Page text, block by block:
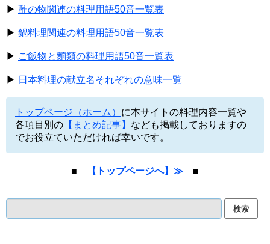
▶ 酢の物関連の料理用語50音一覧表
▶ 鍋料理関連の料理用語50音一覧表
▶ ご飯物と麵類の料理用語50音一覧表
▶ 日本料理の献立名それぞれの意味一覧
トップページ（ホーム） に本サイトの料理内容一覧や
各項目別の 【まとめ記事】 なども掲載しておりますの
でお役立ていただければ幸いです。
■ 【トップページへ】≫ ■